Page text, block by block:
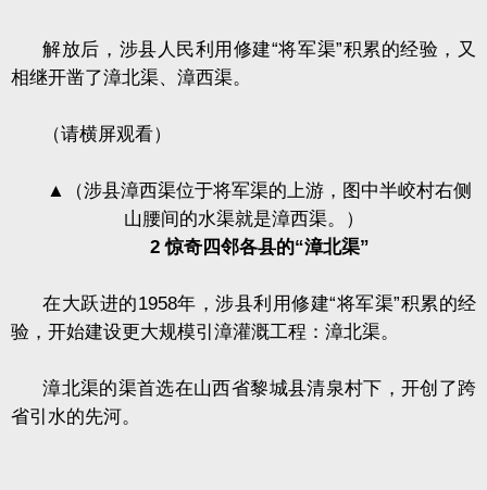
解放后，涉县人民利用修建“将军渠”积累的经验，又
相继开凿了漳北渠、漳西渠。
（请横屏观看）
▲
（涉县漳西渠位于将军渠的上游，图中半峧村右侧
山腰间的水渠就是漳西渠。）
2惊奇四邻各县的“漳北渠”
在大跃进的1958年，涉县利用修建“将军渠”积累的经
验，开始建设更大规模引漳灌溉工程：漳北渠。
漳北渠的渠首选在山西省黎城县清泉村下，开创了跨
省引水的先河。